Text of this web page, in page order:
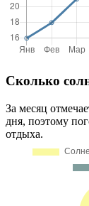
Сколько
За месяц
дня, поэтому
отдыха.